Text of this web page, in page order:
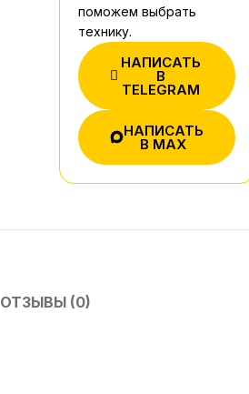
поможем выбрать
технику.
НАПИСАТЬ
В
TELEGRAM
НАПИСАТЬ
В MAX
ОТЗЫВЫ (0)